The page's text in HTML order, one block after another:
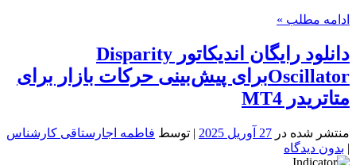
ادامه مطلب »
دانلود رایگان اندیکاتور Disparity
Oscillatorبرای پیش‌بینی حرکات بازار برای
متاتریدر MT4
منتشر شده در 27 آوریل 2025 | توسط فاطمه اجارستاقی کارشناس
| بدون دیدگاه